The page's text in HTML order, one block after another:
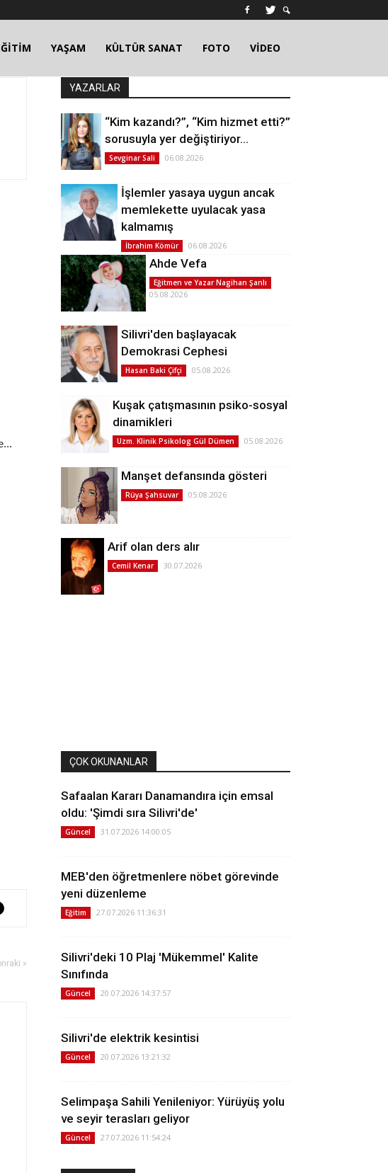
YAŞAM KÜLTÜR SANAT FOTO VİDEO
»
YAZARLAR
“Kim kazandı?”, “Kim hizmet etti?”
sorusuyla yer değiştiriyor…
Sevginar Sali 06.08.2026
İşlemler yasaya uygun ancak
memlekette uyulacak yasa
kalmamış
İbrahim Kömür 06.08.2026
Ahde Vefa
Eğitmen ve Yazar Nagihan Şanlı
05.08.2026
Silivri'den başlayacak
Demokrasi Cephesi
Hasan Baki Çifçi 05.08.2026
Kuşak çatışmasının psiko-sosyal
dinamikleri
Uzm. Klinik Psikolog Gül Dümen 05.08.2026
Manşet defansında gösteri
Rüya Şahsuvar 05.08.2026
Arif olan ders alır
Cemil Kenar 30.07.2026
ÇOK OKUNANLAR
Safaalan Kararı Danamandıra için emsal
oldu: 'Şimdi sıra Silivri'de'
Güncel 31.07.2026 14:00:05
MEB'den öğretmenlere nöbet görevinde
yeni düzenleme
Eğitim 27.07.2026 11:36:31
Silivri'deki 10 Plaj 'Mükemmel' Kalite
Sınıfında
Güncel 20.07.2026 14:37:57
Silivri'de elektrik kesintisi
Güncel 20.07.2026 13:21:32
Selimpaşa Sahili Yenileniyor: Yürüyüş yolu
ve seyir terasları geliyor
Güncel 27.07.2026 11:54:24